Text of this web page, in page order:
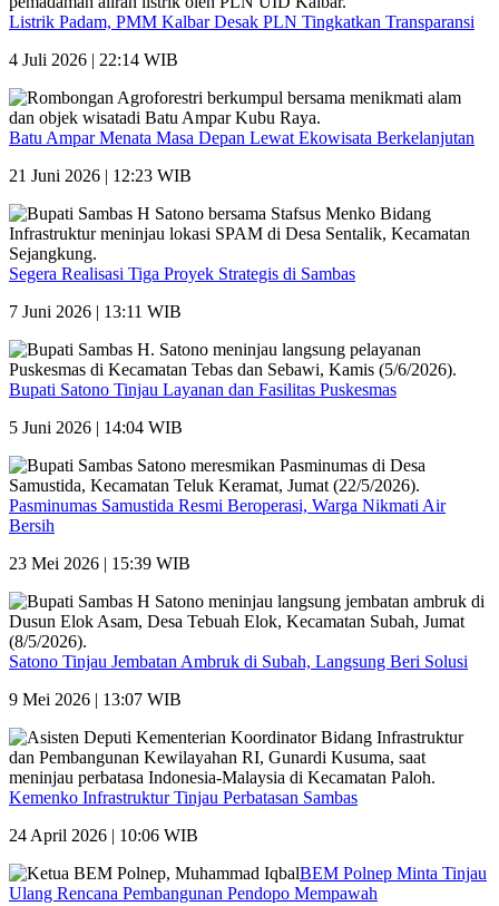
Listrik Padam, PMM Kalbar Desak PLN Tingkatkan Transparansi
4 Juli 2026 | 22:14 WIB
Batu Ampar Menata Masa Depan Lewat Ekowisata Berkelanjutan
21 Juni 2026 | 12:23 WIB
Segera Realisasi Tiga Proyek Strategis di Sambas
7 Juni 2026 | 13:11 WIB
Bupati Satono Tinjau Layanan dan Fasilitas Puskesmas
5 Juni 2026 | 14:04 WIB
Pasminumas Samustida Resmi Beroperasi, Warga Nikmati Air
Bersih
23 Mei 2026 | 15:39 WIB
Satono Tinjau Jembatan Ambruk di Subah, Langsung Beri Solusi
9 Mei 2026 | 13:07 WIB
Kemenko Infrastruktur Tinjau Perbatasan Sambas
24 April 2026 | 10:06 WIB
BEM Polnep Minta Tinjau
Ulang Rencana Pembangunan Pendopo Mempawah